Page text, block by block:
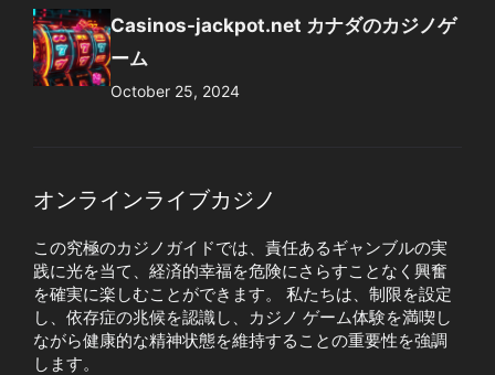
Casinos-jackpot.net カナダのカジノゲ
ーム
October 25, 2024
オンラインライブカジノ
この究極のカジノガイドでは、責任あるギャンブルの実
践に光を当て、経済的幸福を危険にさらすことなく興奮
を確実に楽しむことができます。 私たちは、制限を設定
し、依存症の兆候を認識し、カジノ ゲーム体験を満喫し
ながら健康的な精神状態を維持することの重要性を強調
します。